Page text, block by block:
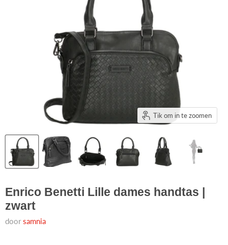
Tik om in te zoomen
Enrico Benetti Lille dames handtas |
zwart
doorsamnia